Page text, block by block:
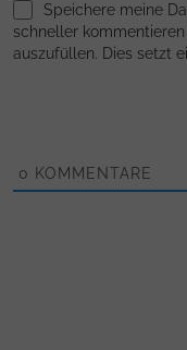
Speichere meine
schneller
auszufüllen. Dies setzt
0 KOMMENTARE